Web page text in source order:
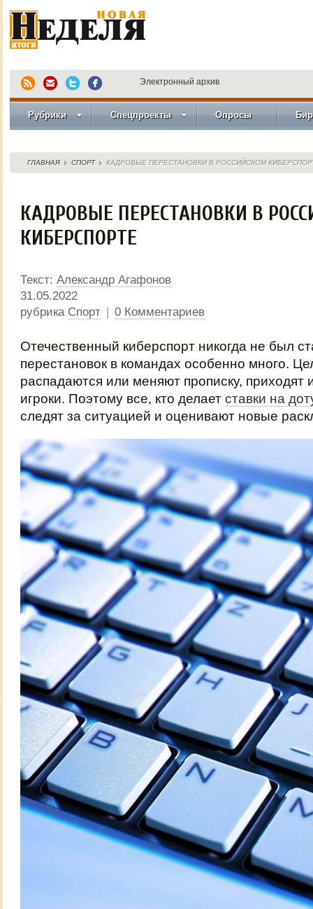
Электронный архив
Рубрики Спецпроекты Опросы
ГЛАВНАЯ СПОРТ КАДРОВЫЕ ПЕРЕСТАНОВКИ В РОССИЙСКОМ
КАДРОВЫЕ ПЕРЕСТАНОВКИ В
КИБЕРСПОРТЕ
Текст: Александр Агафонов
31.05.2022
рубрика Спорт | 0 Комментариев
Отечественный киберспорт никогда не был
перестановок в командах особенно много.
распадаются или меняют прописку, приходят
игроки. Поэтому все, кто делает ставки на
следят за ситуацией и оценивают новые